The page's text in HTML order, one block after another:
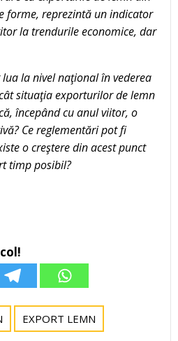
forme, reprezintă un indicator
la trendurile economice, dar
la nivel naţional în vederea
situaţia exporturilor de lemn
începând cu anul viitor, o
Ce reglementări pot fi
o creştere din acest punct
timp posibil?
EXPORT LEMN